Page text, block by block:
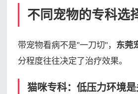
不同宠物的专科选
带宠物看病不是"一刀切"， 东莞
分程度往往决定了治疗效果。
猫咪专科：低压力环境